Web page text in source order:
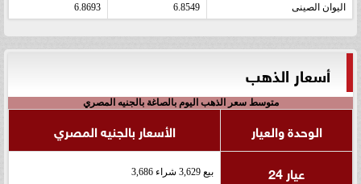
اليوان الصينى 6.8549
6.8693
أسعار الذهب
متوسط سعر الذهب اليوم بالصاغة بالجنيه المصري
الوحدة والعيار
الأسعار بالجنيه المصري
عيار 24
بيع 3,629 شراء 3,686